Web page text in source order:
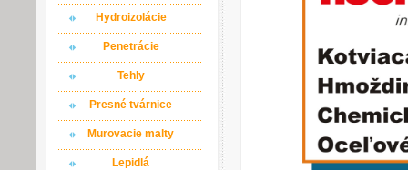
Hydroizolácie
Penetrácie
Tehly
Presné tvárnice
Murovacie malty
Lepidlá